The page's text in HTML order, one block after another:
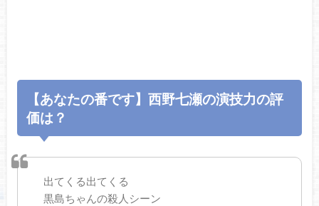
【あなたの番です】西野七瀬の演技力の評
価は？
出てくる出てくる
黒島ちゃんの殺人シーン